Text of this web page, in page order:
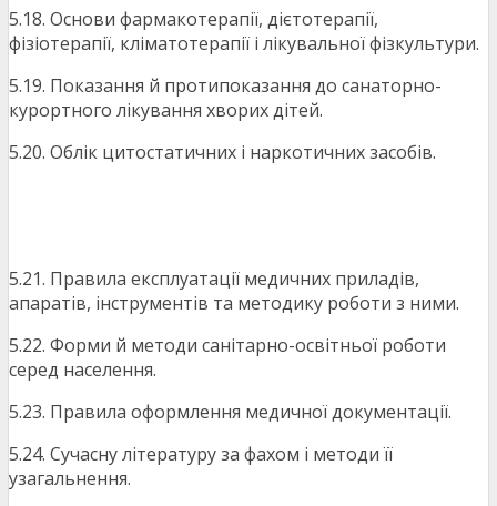
5.18. Основи фармакотерапії, дієтотерапії,
фізіотерапії, кліматотерапії і лікувальної фізкультури.
5.19. Показання й протипоказання до санаторно-
курортного лікування хворих дітей.
5.20. Облік цитостатичних і наркотичних засобів.
5.21. Правила експлуатації медичних приладів,
апаратів, інструментів та методику роботи з ними.
5.22. Форми й методи санітарно-освітньої роботи
серед населення.
5.23. Правила оформлення медичної документації.
5.24. Сучасну літературу за фахом і методи її
узагальнення.